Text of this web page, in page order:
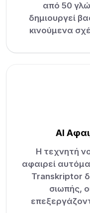
από 50
δημιουργεί
κινούμενα
AI
Η τεχνητή
αφαιρεί
Transkriptor
σιωπής,